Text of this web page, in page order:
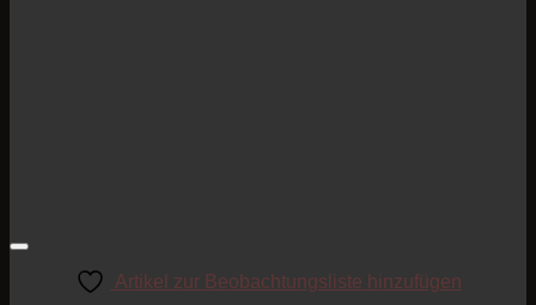
Artikel zur Beobachtungsliste hinzufügen